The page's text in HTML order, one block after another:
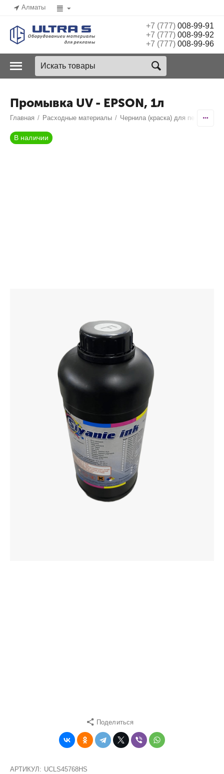
Алматы
+7 (777)008-99-91
+7 (777)008-99-92
+7 (777)008-99-96
Промывка UV - EPSON, 1л
Главная / Расходные материалы / Чернила (краска) для печати
В наличии
Поделиться
АРТИКУЛ: UCLS45768HS